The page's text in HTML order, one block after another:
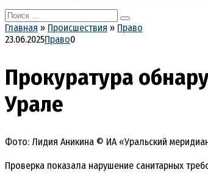
Search
for:
Главная » Происшествия » Право
23.06.2025Право0
Прокуратура
Урале
Фото: Лидия Аникина © ИА «Уральский
Проверка показала нарушение санитарных